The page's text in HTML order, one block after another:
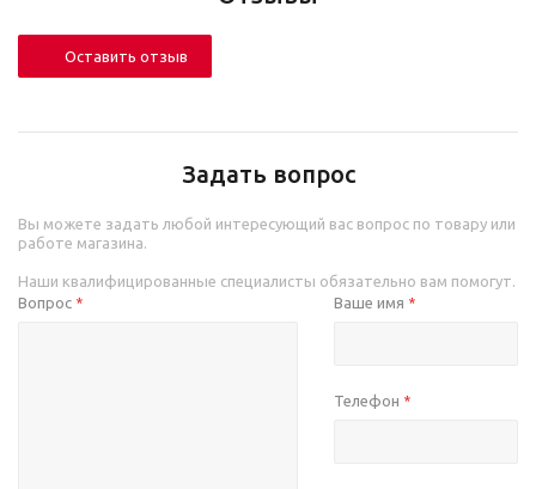
Оставить отзыв
Задать вопрос
Вы можете задать любой интересующий вас вопрос по товару или
работе магазина.
Наши квалифицированные специалисты обязательно вам помогут.
Вопрос * Ваше имя *
Телефон *